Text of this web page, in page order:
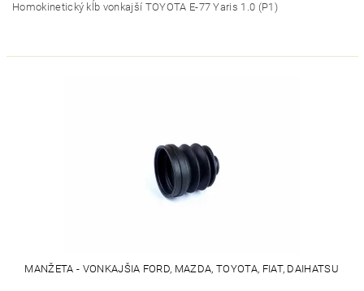
Homokinetický kĺb vonkajší TOYOTA E-77 Yaris 1.0 (P1)
MANŽETA - VONKAJŠIA FORD, MAZDA, TOYOTA, FIAT, DAIHATSU